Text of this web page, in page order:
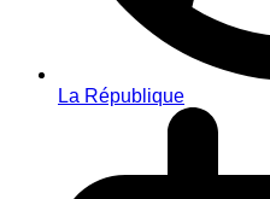
La République